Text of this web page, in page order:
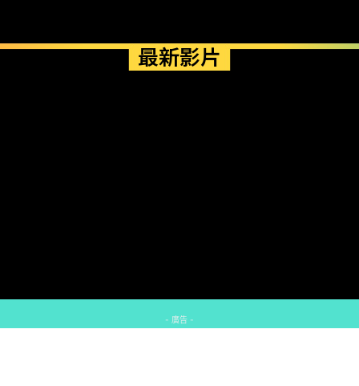
最新影片
- 廣告 -